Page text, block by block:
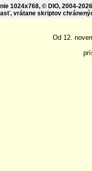
1024x768, © DIO, 2004-
vrátane skriptov
Od 12.